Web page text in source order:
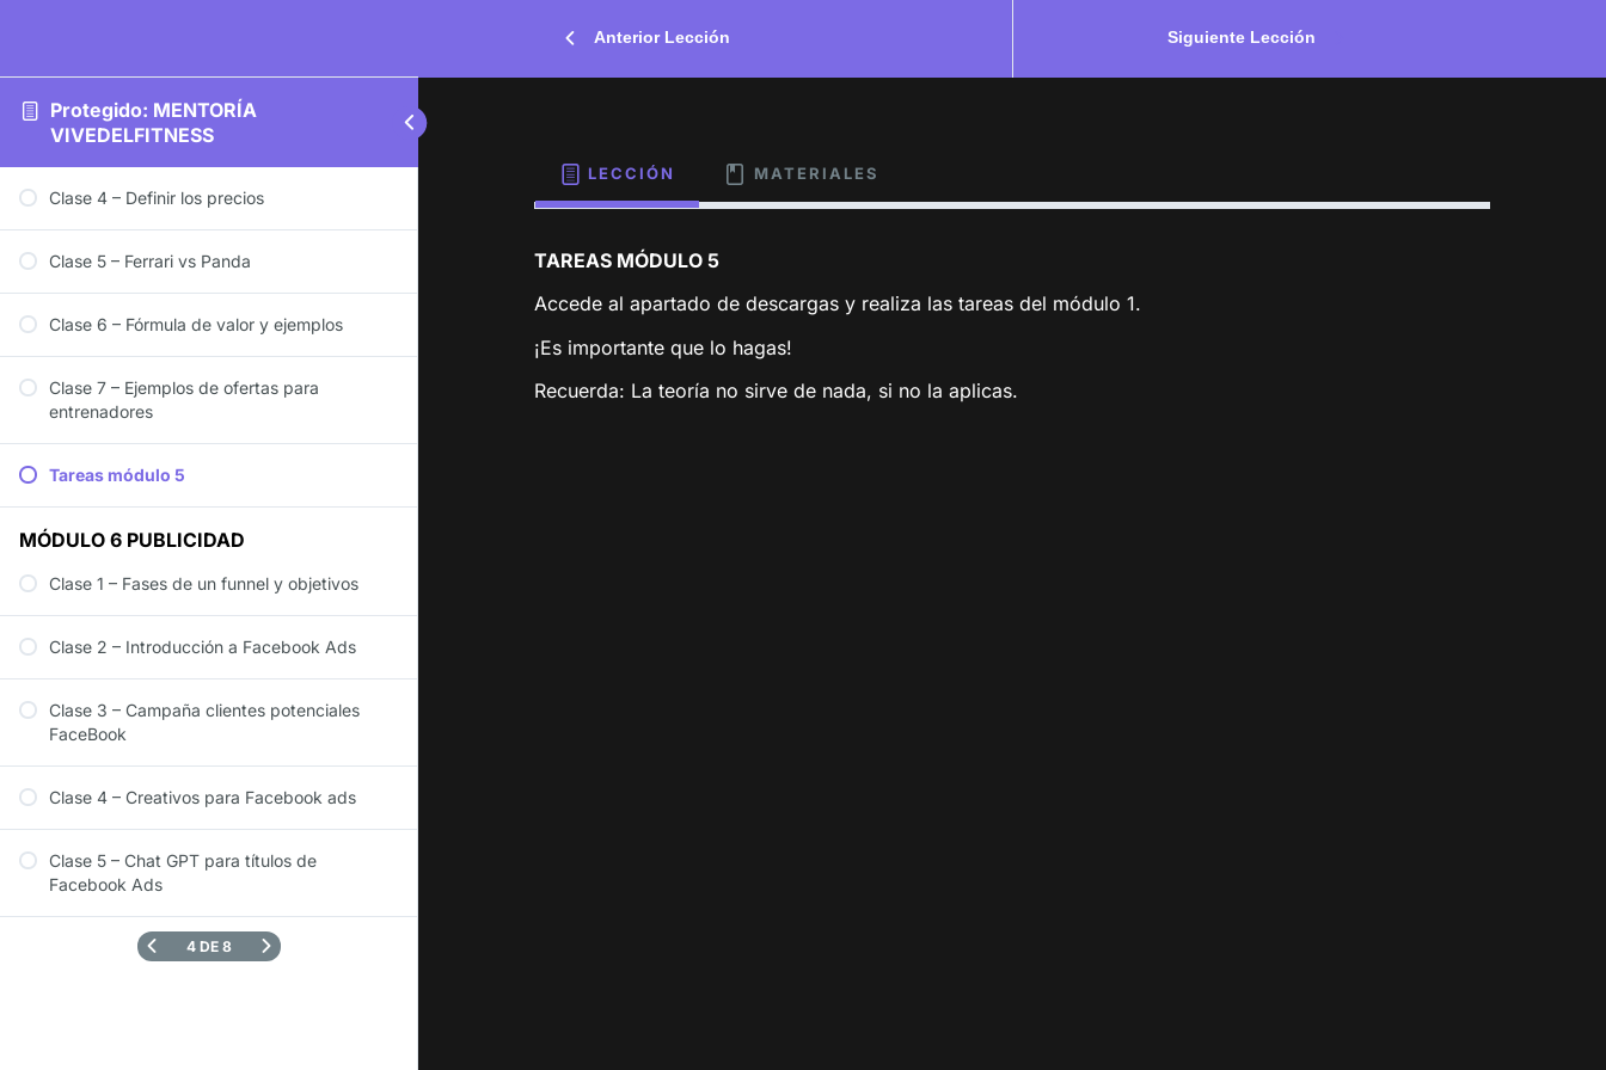
Protegido: MENTORÍA
VIVEDELFITNESS
Clase 4 – Definir los precios
Clase 5 – Ferrari vs Panda
Clase 6 – Fórmula de valor y ejemplos
Clase 7 – Ejemplos de ofertas para
entrenadores
Tareas módulo 5
MÓDULO 6 PUBLICIDAD
Clase 1 – Fases de un funnel y objetivos
Clase 2 – Introducción a Facebook Ads
Clase 3 – Campaña clientes potenciales
FaceBook
Clase 4 – Creativos para Facebook ads
Clase 5 – Chat GPT para títulos de
Facebook Ads
4 DE 8
Anterior Lección Siguiente Lección
LECCIÓN MATERIALES
TAREAS MÓDULO 5
Accede al apartado de descargas y realiza las tareas del módulo 1.
¡Es importante que lo hagas!
Recuerda: La teoría no sirve de nada, si no la aplicas.